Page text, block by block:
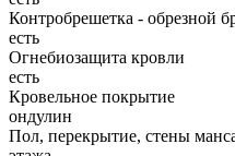
Контробрешетка - обрезной
есть
Огнебиозащита кровли
есть
Кровельное покрытие
ондулин
Пол, перекрытие, стены